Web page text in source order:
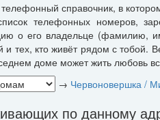
справочник, в
телефонных номеров,
о его владельце (фамилию,
тех, кто живёт рядом с тобой.
доме может жить любовь
→ Червоновершка /
по данному